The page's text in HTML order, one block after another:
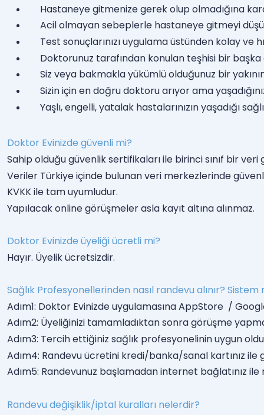
Hastaneye gitmenize gerek olup olmadığına
Acil olmayan sebeplerle hastaneye gitmeyi
Test sonuçlarınızı uygulama üstünden kolay ve
Doktorunuz tarafından konulan teşhisi bir
Siz veya bakmakla yükümlü olduğunuz bir
Sizin için en doğru doktoru arıyor ama
Yaşlı, engelli, yatalak hastalarınızın yaşadığı
Doktor Evinizde güvenli mi?
Sahip olduğu güvenlik sertifikaları ile birinci sınıf bir
Veriler Türkiye içinde bulunan veri merkezlerinde
KVKK ile tam uyumludur.
Yapılacak online görüşmeler asla kayıt altına alınmaz.
Doktor Evinizde üyeliği ücretli mi?
Hayır. Üyelik ücretsizdir.
Sağlık Profesyonellerinden nasıl randevu alınır? Sistem
Adım1: Doktor Evinizde uygulamasına AppStore  /
Adım2: Üyeliğinizi tamamladıktan sonra görüşme
Adım3: Tercih ettiğiniz sağlık profesyonelinin uygun
Adım4: Randevu ücretini kredi/banka/sanal kartınız ile
Adım5: Randevunuz başlamadan internet bağlatınız ile
Randevu değişiklik/iptal kuralları nelerdir?